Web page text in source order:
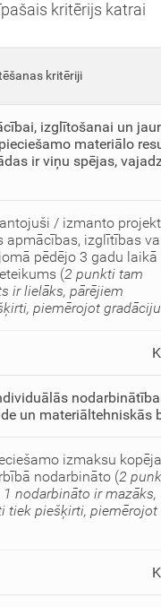
kritērijs katrai
kritēriji
izglītošanai un
materiālo
ir viņu spējas,
/ izmanto
apmācības, izglītības
pēdējo 3 gadu laikā
(2 punkti tam
ir lielāks, pārējiem
piemērojot gradāciju
un materiāltehniskās
izmaksu
nodarbināto (2
nodarbināto ir mazāks,
tiek piešķirti, piemērojot